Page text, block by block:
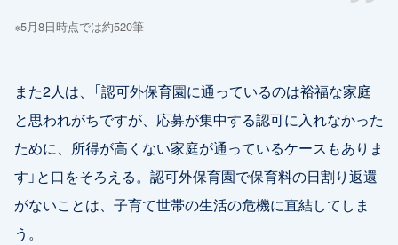
※5月8日時点では約520筆
また2人は、「認可外保育園に通っているのは裕福な家庭
と思われがちですが、応募が集中する認可に入れなかった
ために、所得が高くない家庭が通っているケースもありま
す」と口をそろえる。認可外保育園で保育料の日割り返還
がないことは、子育て世帯の生活の危機に直結してしま
う。